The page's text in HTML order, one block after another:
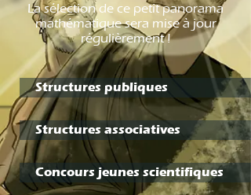
La sélection de ce petit panorama
mathématique sera mise à jour
régulièrement !
Structures publiques
Structures associatives
Concours jeunes scientifiques